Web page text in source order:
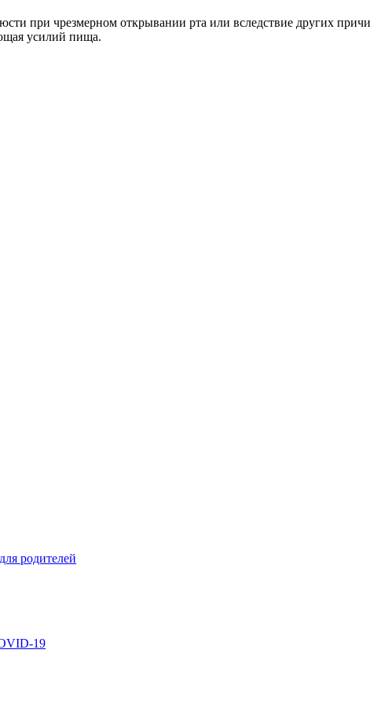
при чрезмерном открывании рта или вследствие других
усилий пища.
родителей
19